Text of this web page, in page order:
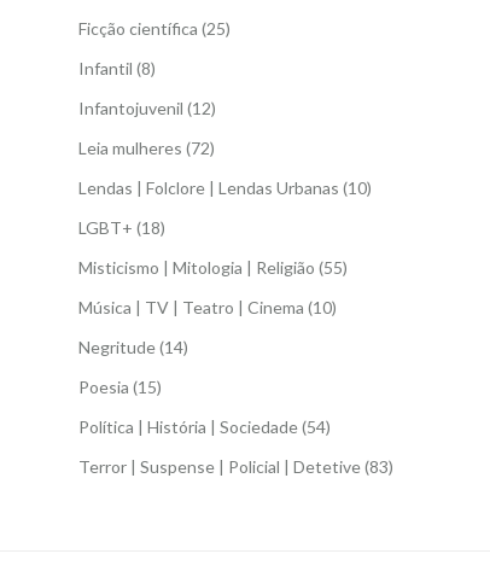
Ficção científica (25)
Infantil (8)
Infantojuvenil (12)
Leia mulheres (72)
Lendas | Folclore | Lendas Urbanas (10)
LGBT+ (18)
Misticismo | Mitologia | Religião (55)
Música | TV | Teatro | Cinema (10)
Negritude(14)
Poesia (15)
Política | História | Sociedade(54)
Terror | Suspense | Policial | Detetive(83)